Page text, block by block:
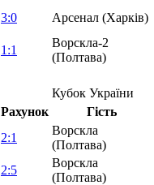
3:0 Арсенал (Харків)
1:1
Ворскла-2
(Полтава)
Кубок України
Рахунок
Гість
2:1
Ворскла
(Полтава)
2:5
Ворскла
(Полтава)